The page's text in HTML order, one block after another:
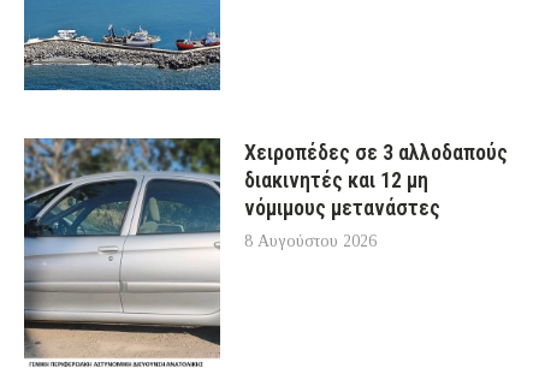
Χειροπέδες σε 3 αλλοδαπούς
διακινητές και 12 μη
νόμιμους μετανάστες
8 Αυγούστου 2026